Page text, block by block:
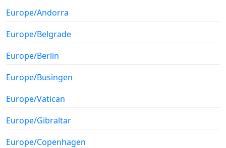
Europe/Andorra
Europe/Belgrade
Europe/Berlin
Europe/Busingen
Europe/Vatican
Europe/Gibraltar
Europe/Copenhagen